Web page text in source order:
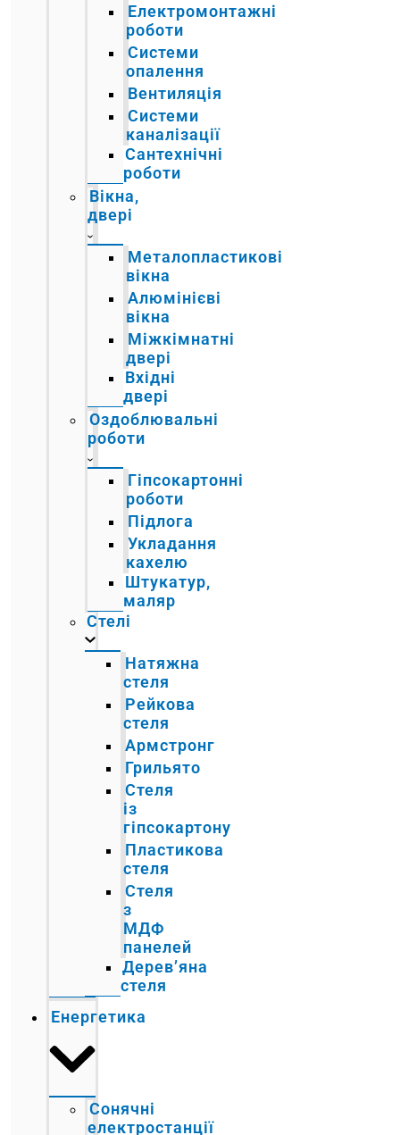
Електромонтажні
роботи
Системи
опалення
Вентиляція
Системи
каналізації
Сантехнічні
роботи
Вікна,
двері
Металопластикові
вікна
Алюмінієві
вікна
Міжкімнатні
двері
Вхідні
двері
Оздоблювальні
роботи
Гіпсокартонні
роботи
Підлога
Укладання
кахелю
Штукатур,
маляр
Стелі
Натяжна
стеля
Рейкова
стеля
Армстронг
Грильято
Стеля
із
гіпсокартону
Пластикова
стеля
Стеля
з
МДФ
панелей
Дерев’яна
стеля
Енергетика
Сонячні
електростанції